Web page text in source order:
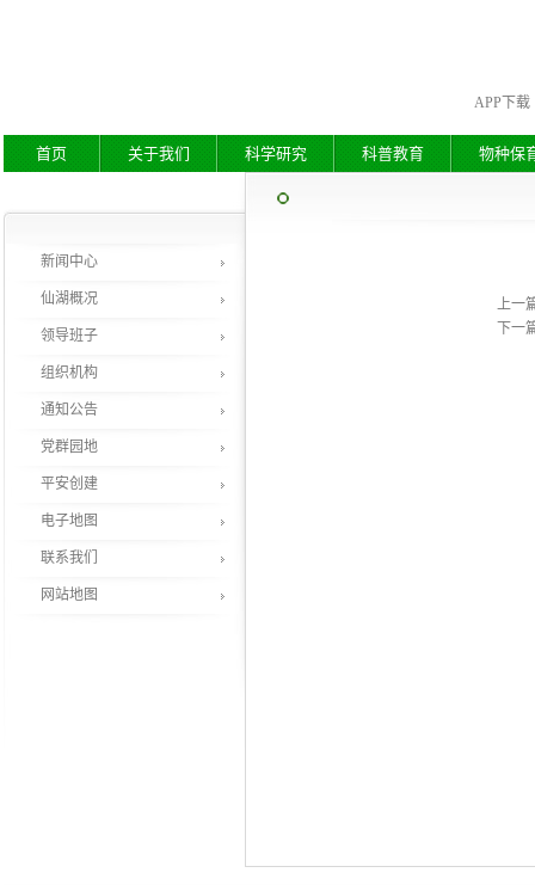
APP下载
首页 关于我们 科学研究 科普教育 物种保
上一
下一
新闻中心
仙湖概况
领导班子
组织机构
通知公告
党群园地
平安创建
电子地图
联系我们
网站地图